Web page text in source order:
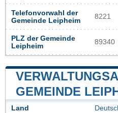
Telefonvorwahl der
Gemeinde Leipheim
8221
PLZ der Gemeinde
Leipheim
89340
GEMEINDE
Land